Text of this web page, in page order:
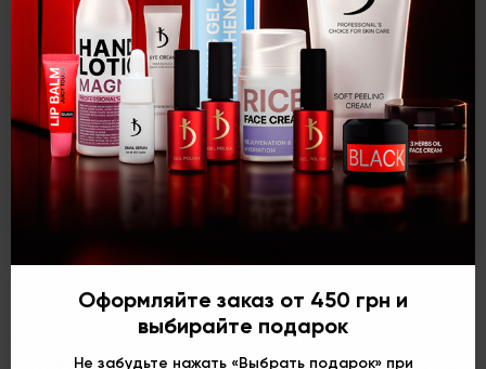
покупок:
Укр Рус Eng
Техника Smokey eyes, которая позволяет кардинально
преобразить взгляд и придать ему глубины и загадочности,
уже давно приобрела статус культовой, однако поиск
идеальных косметических средств для ее выполнения не
прекращается ни на миг. KODI PROFESSIONAL презентует
серию теней в рефилах, с которой удобно работать как
профессионалам, так и любителям при условии владения
базовыми навыками.
ColourSmokey – серия цветных матовых теней в рефилах,
сложности. Все 16 насыщенных оттенков серии обладают
безупречными комбинаторными свойствами для достижения
интересных цветовых сочетаний. Мелкодисперсная стойкая
Оформляйте заказ от 450 грн и
выбирайте подарок
Не забудьте нажать «Выбрать подарок» при